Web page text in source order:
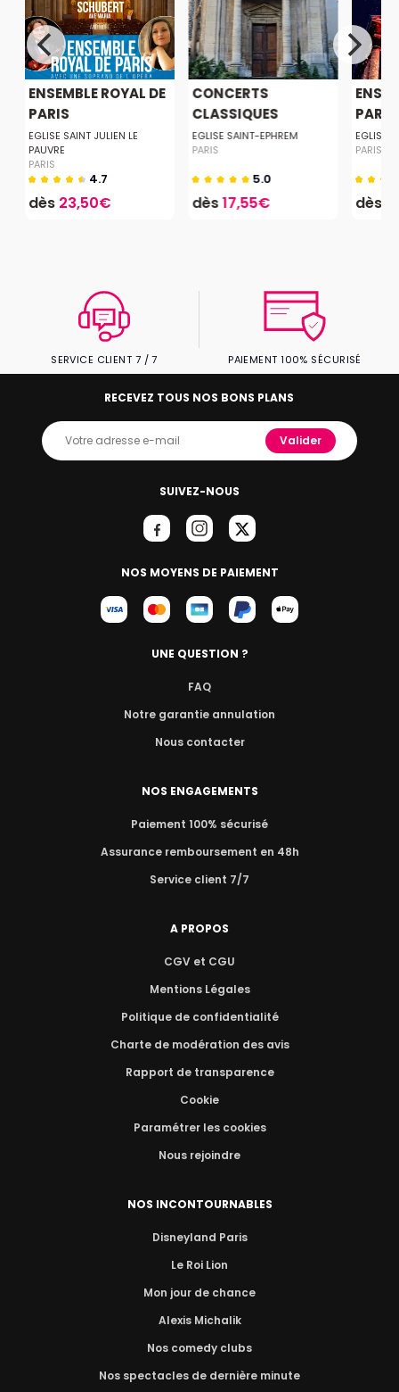
ENSEMBLE ROYAL DE
PARIS
EGLISE SAINT JULIEN LE
PAUVRE
PARIS
4.7
dès 23,50€
CONCERTS
CLASSIQUES
MUSIQUE &...
EGLISE SAINT-EPHREM
PARIS
5.0
dès17,55€
EGLISE
PARIS
dès
SERVICE CLIENT 7 / 7 PAIEMENT 100% SÉCURISÉ
SUIVEZ-NOUS
NOS MOYENS DE PAIEMENT
RECEVEZ TOUS NOS BONS PLANS
Valider
UNE QUESTION ?
FAQ
Notre garantie annulation
Nous contacter
NOS ENGAGEMENTS
Paiement 100% sécurisé
Assurance remboursement en 48h
Service client 7/7
A PROPOS
CGV et CGU
Mentions Légales
Politique de confidentialité
Charte de modération des avis
Rapport de transparence
Cookie
Paramétrer les cookies
Nous rejoindre
NOS INCONTOURNABLES
Disneyland Paris
Le Roi Lion
Mon jour de chance
Alexis Michalik
Nos comedy clubs
Nos spectacles de dernière minute